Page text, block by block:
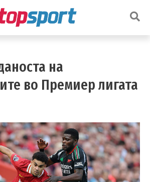
на
во Премиер лигата